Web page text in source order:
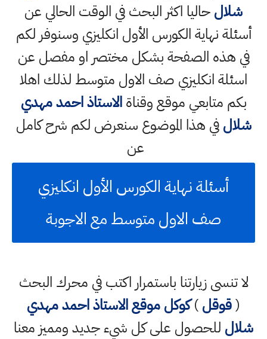
شلالحاليا اكثر البحث في الوقت الحالي عن
أسئلة نهاية الكورس الأول انكليزي وسنوفر لكم
في هذه الصفحة بشكل مختصر او مفصل عن
اسئلة انكليزي صف الاول متوسط لذلك اهلا
بكم متابعي موقع وقناةالاستاذ احمد مهدي
شلالفي هذا الموضوع سنعرض لكم شرح كامل
عن
أسئلة نهاية الكورس الأول انكليزي
صف الاول متوسط مع الاجوبة
لا تنسى زيارتنا باستمرار اكتب في محرك البحث
(قوقل)كوكلموقع الاستاذ احمد مهدي
شلال للحصول على كل شيء جديد ومميز معنا